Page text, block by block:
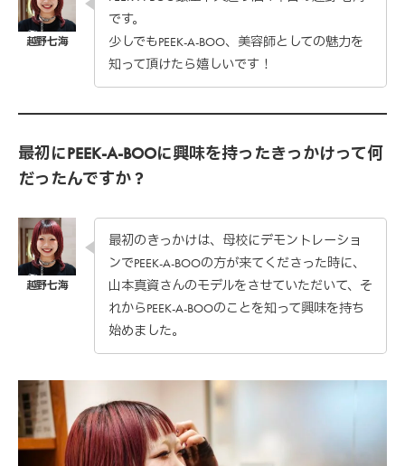
です。
少しでもPEEK-A-BOO、美容師としての魅力を
知って頂けたら嬉しいです！
最初にPEEK-A-BOOに興味を持ったきっかけって何
だったんですか？
最初のきっかけは、母校にデモントレーショ
ンでPEEK-A-BOOの方が来てくださった時に、
山本真資さんのモデルをさせていただいて、そ
れからPEEK-A-BOOのことを知って興味を持ち
始めました。